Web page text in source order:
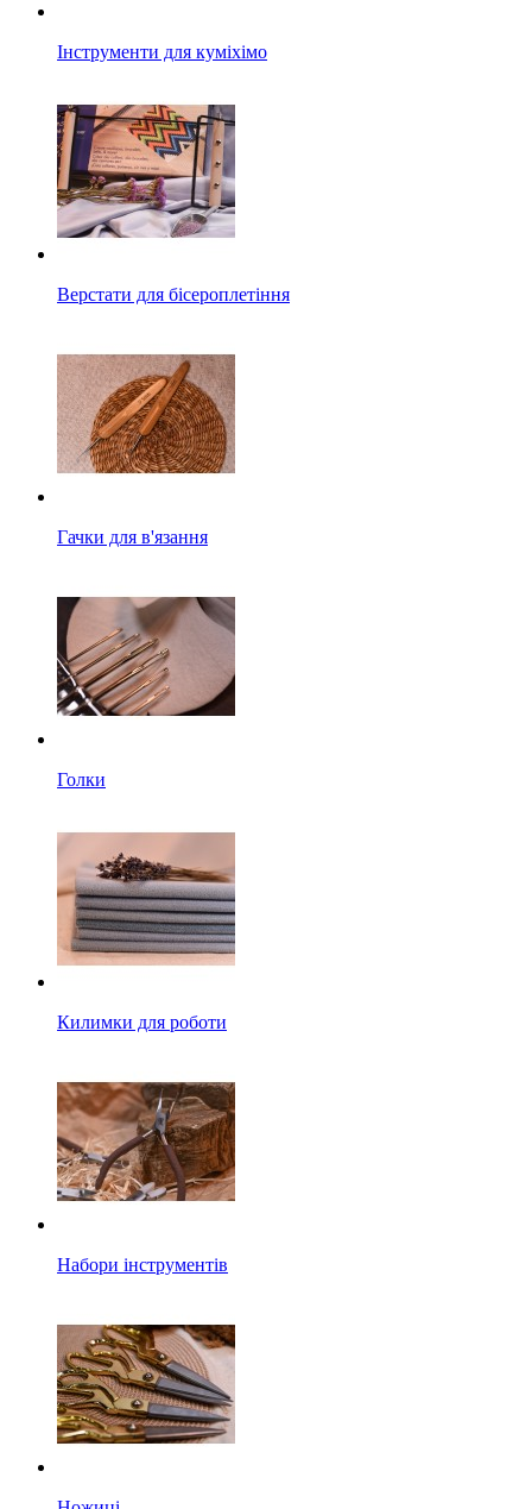
Інструменти для куміхімо
Верстати для бісероплетіння
Гачки для в'язання
Голки
Килимки для роботи
Набори інструментів